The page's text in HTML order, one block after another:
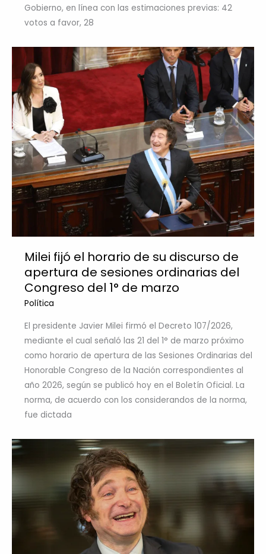
Gobierno, en línea con las estimaciones previas: 42
votos a favor, 28
Milei fijó el horario de su discurso de
apertura de sesiones ordinarias del
Congreso del 1° de marzo
Política
El presidente Javier Milei firmó el Decreto 107/2026,
mediante el cual señaló las 21 del 1° de marzo próximo
como horario de apertura de las Sesiones Ordinarias del
Honorable Congreso de la Nación correspondientes al
año 2026, según se publicó hoy en el Boletín Oficial. La
norma, de acuerdo con los considerandos de la norma,
fue dictada